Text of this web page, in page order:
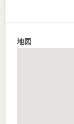
地図